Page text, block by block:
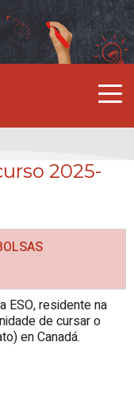
2025-
ESO, residente na
de cursar o
en Canadá.